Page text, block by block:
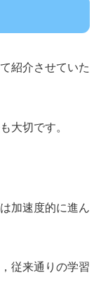
紹介させていた
大切です。
加速度的に進ん
従来通りの学習